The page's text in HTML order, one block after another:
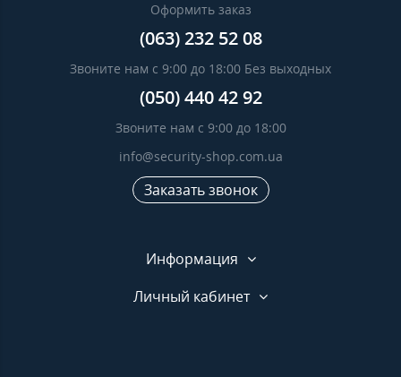
Оформить заказ
(063) 232 52 08
Звоните нам с 9:00 до 18:00 Без выходных
(050) 440 42 92
Звоните нам с 9:00 до 18:00
info@security-shop.com.ua
Заказать звонок
Информация
Личный кабинет